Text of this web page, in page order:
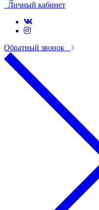
Личный кабинет
Обратный звонок